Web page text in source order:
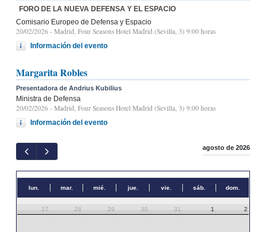
FORO DE LA NUEVA DEFENSA Y EL ESPACIO
Comisario Europeo de Defensa y Espacio
20/02/2026 - Madrid, Four Seasons Hotel Madrid (Sevilla, 3) 9:00 horas
Información del evento
Margarita Robles
Presentadora de Andrius Kubilius
Ministra de Defensa
20/02/2026 - Madrid, Four Seasons Hotel Madrid (Sevilla, 3) 9:00 horas
Información del evento
agosto de 2026
lun. mar. mié. jue. vie. sáb. dom.
27 28 29 30 31 1 2